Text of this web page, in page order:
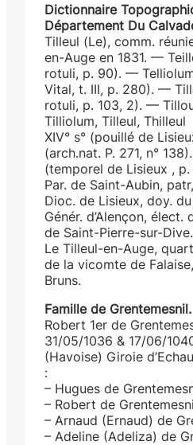
Dictionnaire
Département Du
Tilleul (Le), comm.
en-Auge en 1831. —
rotuli, p. 90). —
Vital, t. III, p. 280). —
rotuli, p. 103, 2). —
Tilliolum, Tilleul, Thilleul
XIV° s° (pouillé de
(arch.nat. P. 271, n°
(temporel de Lisieux , p.
Par. de Saint-Aubin,
Dioc. de Lisieux, doy.
Génér. d’Alençon, élect.
de Saint-Pierre-sur-Dive.
Le Tilleul-en-Auge,
de la vicomte de
Bruns.
Famille de Grentemesnil.
Robert 1er de
31/05/1036 & 17/06/
(Havoise) Giroie
:
– Hugues de
– Robert de
– Arnaud (Ernaud) de
– Adeline (Adeliza) de